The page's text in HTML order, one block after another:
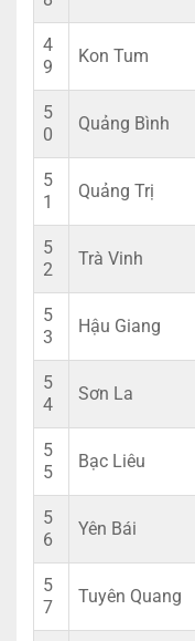
4
9
Kon Tum
5
0
Quảng Bình
5
1
Quảng Trị
5
2
Trà Vinh
5
3
Hậu Giang
5
4
Sơn La
5
5
Bạc Liêu
5
6
Yên Bái
5
7
Tuyên Quang